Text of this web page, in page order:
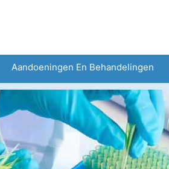
Aandoeningen En Behandelingen
Volksgezondheid En